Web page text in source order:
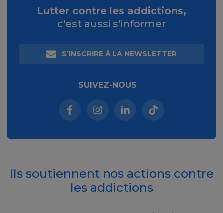
Lutter contre les addictions,
c'est aussi s'informer
S’INSCRIRE À LA NEWSLETTER
SUIVEZ-NOUS
Facebook (nouvelle fenêtre)
Instagram (nouvelle fenêtre)
Linkedin (nouvelle
Tiktok (nouvelle
Ils soutiennent nos actions contre
les addictions